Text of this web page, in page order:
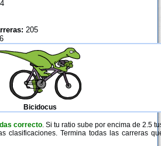
205
Bicidocus
correcto. Si tu ratio sube por encima de 2.5
clasificaciones. Termina todas las carreras